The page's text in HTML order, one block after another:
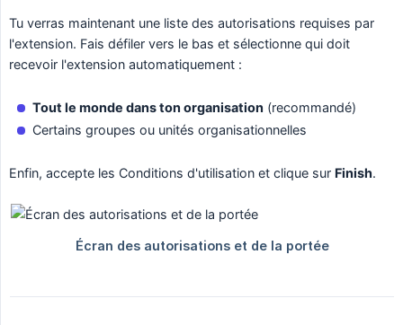
Tu verras maintenant une liste des autorisations requises par
l'extension. Fais défiler vers le bas et sélectionne qui doit
recevoir l'extension automatiquement :
Tout le monde dans ton organisation (recommandé)
Certains groupes ou unités organisationnelles
Enfin, accepte les Conditions d'utilisation et clique sur Finish.